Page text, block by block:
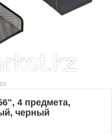
4 предмета,
черный